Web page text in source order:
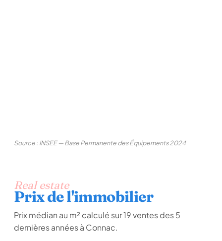
Source : INSEE — Base Permanente des Équipements 2024
Real estate
Prix de l'immobilier
Prix médian au m² calculé sur 19 ventes des 5
dernières années à Connac.